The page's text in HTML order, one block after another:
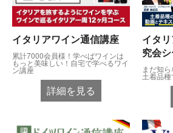
イタリアワイン通信講座
累計7000会員様！学べばワインは
もっと美味しい！自宅で学べるワイ
ン講座
詳細を見る
イタ
究会
まだ知
土着品